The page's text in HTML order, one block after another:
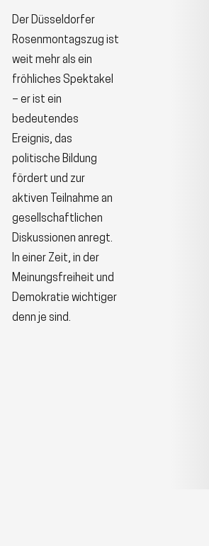
Der Düsseldorfer
Rosenmontagszug ist
weit mehr als ein
fröhliches Spektakel
– er ist ein
bedeutendes
Ereignis, das
politische Bildung
fördert und zur
aktiven Teilnahme an
gesellschaftlichen
Diskussionen anregt.
In einer Zeit, in der
Meinungsfreiheit und
Demokratie wichtiger
denn je sind.